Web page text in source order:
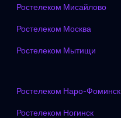
Ростелеком Мисайлово
Ростелеком Москва
Ростелеком Мытищи
Ростелеком Наро-Фоминск
Ростелеком Ногинск